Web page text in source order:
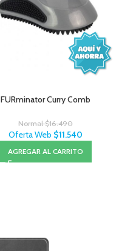
FURminator Curry Comb
Normal$16.490
Oferta Web $11.540
AGREGAR AL CARRITO